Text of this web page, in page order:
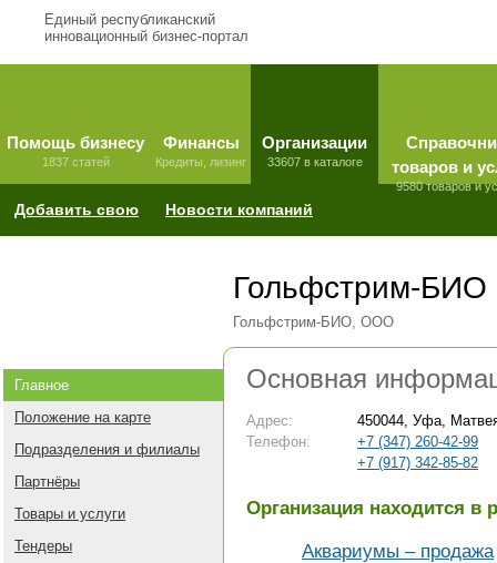
Единый республиканский
инновационный бизнес-портал
Помощь бизнесу
1837 статей
Финансы
Кредиты, лизинг
Организации
33607 в каталоге
товаров и
9580 товаров и
Добавить свою Новости компаний
Гольфстрим-БИО
Гольфстрим-БИО, ООО
Главное
Положение на карте
Подразделения и филиалы
Партнёры
Товары и услуги
Тендеры
Основная
Адрес:
450044, Уфа,
Телефон:
+7 (347) 260-42-99
+7 (917) 342-85-82
Организация находится в
Аквариумы – продажа